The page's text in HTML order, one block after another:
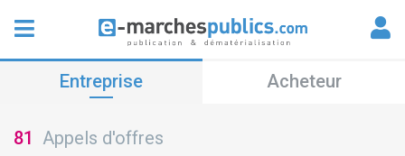
Entreprise Acheteur
81 Appels d'offres